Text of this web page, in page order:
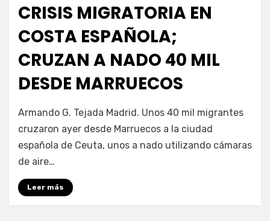
CRISIS MIGRATORIA EN
COSTA ESPAÑOLA;
CRUZAN A NADO 40 MIL
DESDE MARRUECOS
Fernando Miranda Servín
Armando G. Tejada Madrid. Unos 40 mil migrantes
cruzaron ayer desde Marruecos a la ciudad
española de Ceuta, unos a nado utilizando cámaras
de aire…
Leer más